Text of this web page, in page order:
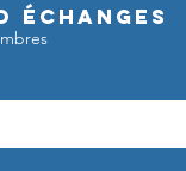
Échanges